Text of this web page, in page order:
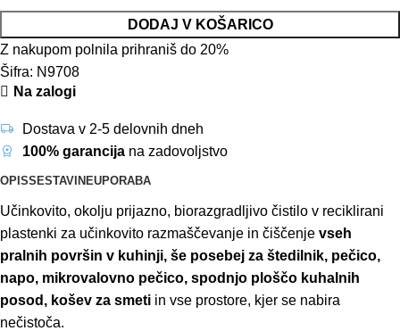
DODAJ V KOŠARICO
Z nakupom polnila prihraniš do 20%
Šifra: N9708
Na zalogi
Dostava v 2-5 delovnih dneh
100% garancija na zadovoljstvo
OPISSESTAVINEUPORABA
Učinkovito, okolju prijazno, biorazgradljivo čistilo v reciklirani
plastenki za učinkovito razmaščevanje in čiščenje vseh
pralnih površin v kuhinji, še posebej za štedilnik, pečico,
napo, mikrovalovno pečico, spodnjo ploščo kuhalnih
posod, košev za smeti in vse prostore, kjer se nabira
nečistoča.